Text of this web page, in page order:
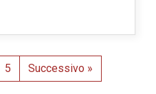
5 Successivo »